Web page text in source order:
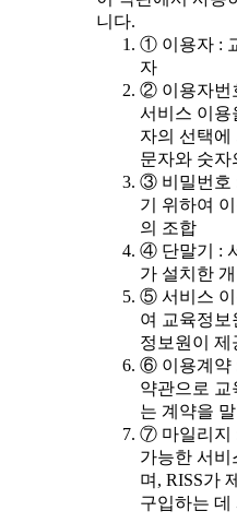
니다.
① 이용자 :
자
② 이용자번
서비스 이용
자의 선택에
문자와 숫자
③ 비밀번호
기 위하여
의 조합
④ 단말기 :
가 설치한
⑤ 서비스 이
여 교육정보
정보원이 제
⑥ 이용계약
약관으로
는 계약을
⑦ 마일리지
가능한 서비
며, RISS가
구입하는 데